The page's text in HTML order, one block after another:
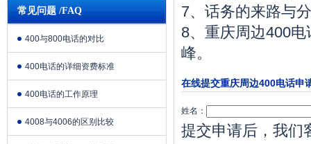
常见问题 /FAQ
400与800电话的对比
400电话的详细资费标准
400电话的工作原理
4008与4006的区别比较
7、话务的来路与
8、重庆周边400
峰。
在线提交重庆周边400电话申
姓名：
提交申请后，我们